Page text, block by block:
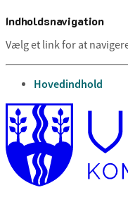
Indholdsnavigation
Vælg et link for at
gå til
Hovedindhold